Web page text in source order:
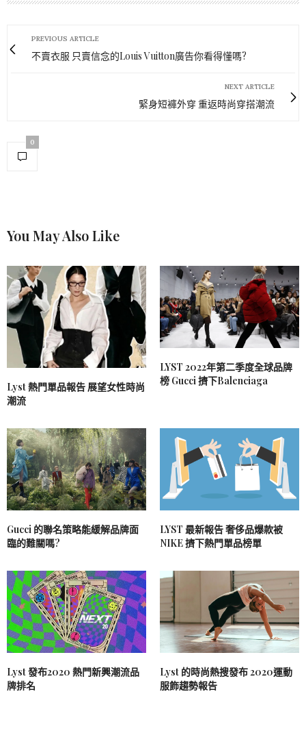
PREVIOUS ARTICLE
不賣衣服 只賣信念的Louis Vuitton廣告你看得懂嗎?
NEXT ARTICLE
緊身短褲外穿 重返時尚穿搭潮流
0
You May Also Like
Lyst 熱門單品報告 展望女性時尚
潮流
LYST 2022年第二季度全球品牌
榜 Gucci 擠下Balenciaga
Gucci 的聯名策略能緩解品牌面
臨的難關嗎?
LYST 最新報告 奢侈品爆款被
NIKE 擠下熱門單品榜單
Lyst 發布2020 熱門新興潮流品
牌排名
Lyst 的時尚熱搜發布 2020運動
服飾趨勢報告